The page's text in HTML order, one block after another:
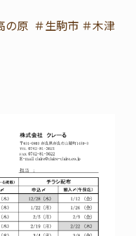
の原 ＃生駒市 ＃木津